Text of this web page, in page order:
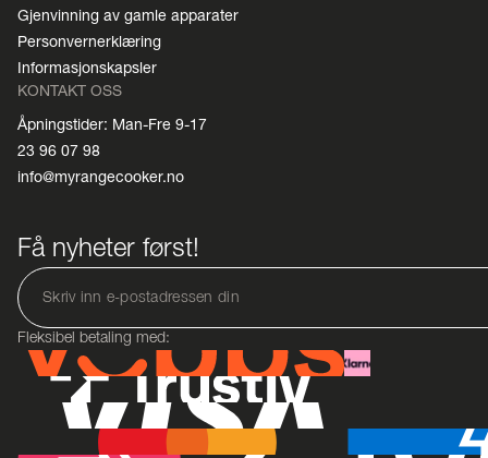
Gjenvinning av gamle apparater
Personvernerklæring
Informasjonskapsler
KONTAKT OSS
Åpningstider: Man-Fre 9-17
23 96 07 98
info@myrangecooker.no
Få nyheter først!
Fleksibel betaling med: